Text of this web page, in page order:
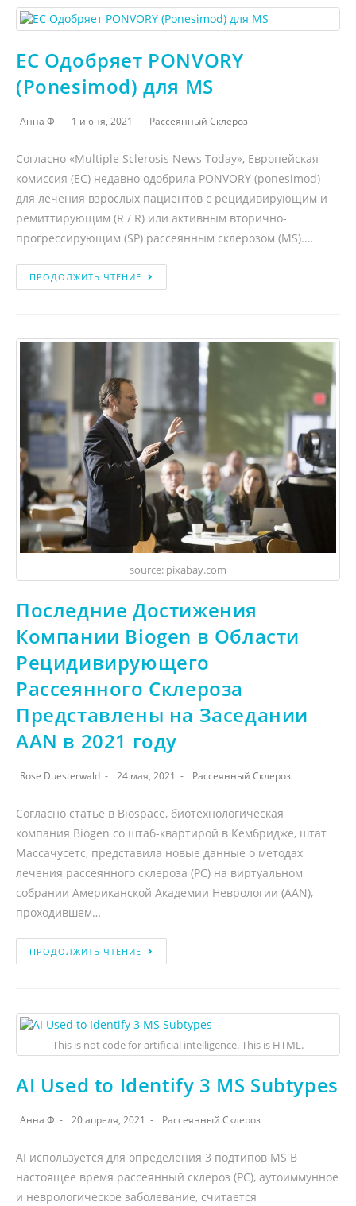
EC Одобряет PONVORY
(Ponesimod) для MS
Анна Ф 1 июня, 2021 Рассеянный Склероз
Согласно «Multiple Sclerosis News Today», Европейская
комиссия (EC) недавно одобрила PONVORY (ponesimod)
для лечения взрослых пациентов с рецидивирующим и
ремиттирующим (R / R) или активным вторично-
прогрессирующим (SP) рассеянным склерозом (MS).…
ПРОДОЛЖИТЬ ЧТЕНИЕ
source: pixabay.com
Последние Достижения
Компании Biogen в Области
Рецидивирующего
Рассеянного Склероза
Представлены на Заседании
AAN в 2021 году
Rose Duesterwald 24 мая, 2021 Рассеянный Склероз
Согласно статье в Biospace, биотехнологическая
компания Biogen со штаб-квартирой в Кембридже, штат
Массачусетс, представила новые данные о методах
лечения рассеянного склероза (РС) на виртуальном
собрании Американской Академии Неврологии (AAN),
проходившем…
ПРОДОЛЖИТЬ ЧТЕНИЕ
This is not code for artificial intelligence. This is HTML.
AI Used to Identify 3 MS Subtypes
Анна Ф 20 апреля, 2021 Рассеянный Склероз
AI используется для определения 3 подтипов MS В
настоящее время рассеянный склероз (РС), аутоиммунное
и неврологическое заболевание, считается